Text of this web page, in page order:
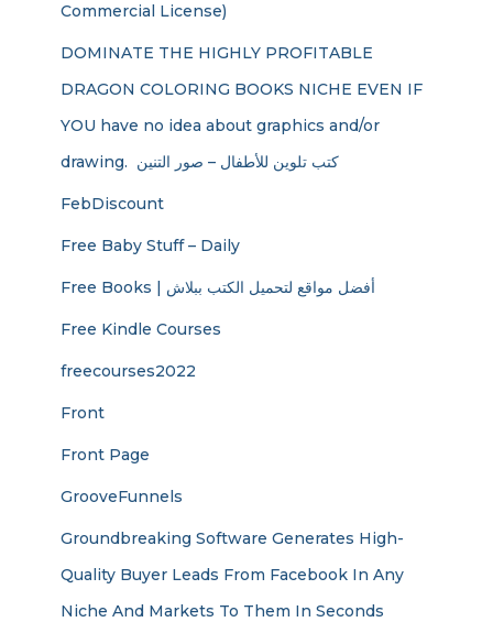
Commercial License)
DOMINATE THE HIGHLY PROFITABLE
DRAGON COLORING BOOKS NICHE EVEN IF
YOU have no idea about graphics and/or
drawing. ​ كتب تلوين للأطفال – صور التنين
FebDiscount
Free Baby Stuff – Daily
Free Books | أفضل مواقع لتحميل الكتب ببلاش
Free Kindle Courses
freecourses2022
Front
Front Page
GrooveFunnels
Groundbreaking Software Generates High-
Quality Buyer Leads From Facebook In Any
Niche And Markets To Them In Seconds